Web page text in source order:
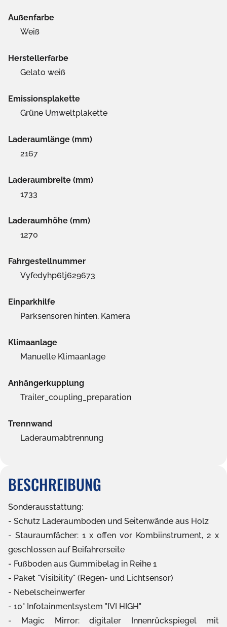
Außenfarbe
Weiß
Herstellerfarbe
Gelato weiß
Emissionsplakette
Grüne Umweltplakette
Laderaumlänge (mm)
2167
Laderaumbreite (mm)
1733
Laderaumhöhe (mm)
1270
Fahrgestellnummer
Vyfedyhp6tj629673
Einparkhilfe
Parksensoren hinten, Kamera
Klimaanlage
Manuelle Klimaanlage
Anhängerkupplung
Trailer_coupling_preparation
Trennwand
Laderaumabtrennung
BESCHREIBUNG
Sonderausstattung:
Schutz Laderaumboden und Seitenwände aus Holz
Stauraumfächer: 1 x offen vor Kombiinstrument, 2 x
geschlossen auf Beifahrerseite
Fußboden aus Gummibelag in Reihe 1
Paket "Visibility" (Regen- und Lichtsensor)
Nebelscheinwerfer
10" Infotainmentsystem "IVI HIGH"
Magic Mirror: digitaler Innenrückspiegel mit